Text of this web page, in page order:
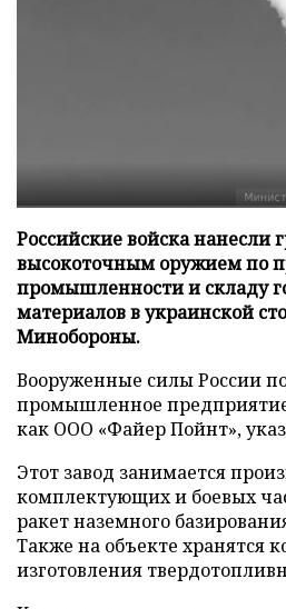
Российские войска нанесли
высокоточным оружием по
промышленности и складу
материалов в украинской
Минобороны.
Вооруженные силы России
промышленное предприятие
как ООО «Файер Пойнт»,
Этот завод занимается
комплектующих и боевых
ракет наземного
Также на объекте хранятся
изготовления